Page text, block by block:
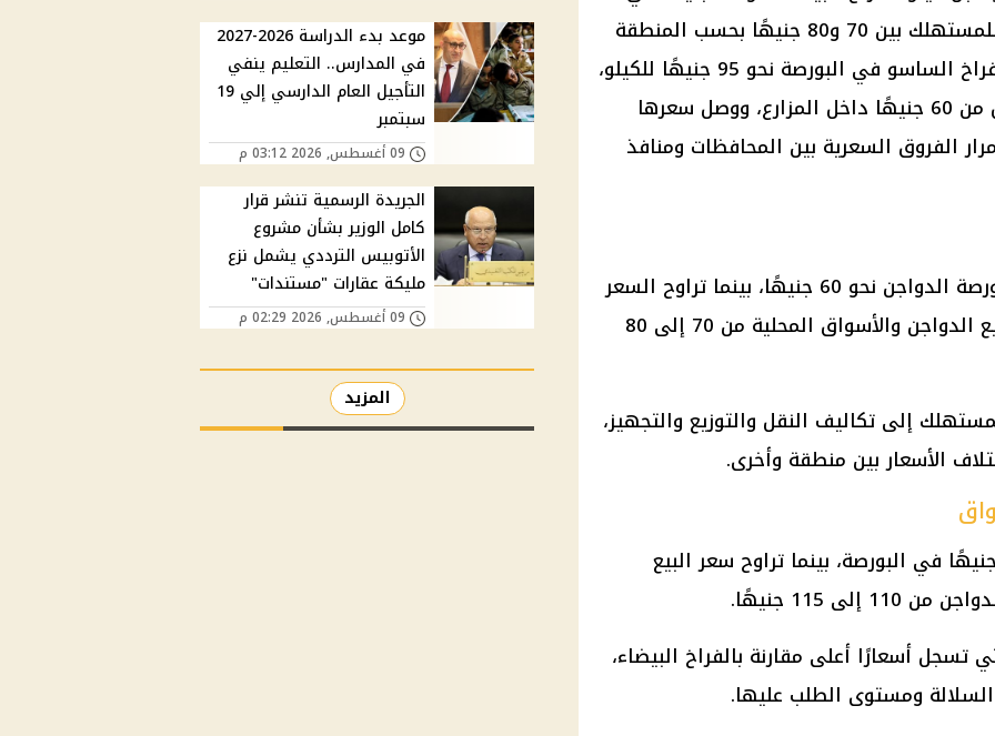
بورصة الدواجن، بينما تراوح سعره للمستهلك بين 70 و80 جنيهًا بحسب المنطقة
وتكاليف النقل والبيع. وبلغ سعر الفراخ الساسو في البورصة نحو 95 جنيهًا للكيلو،
في حين بدأت كرتونة البيض الأبيض من 60 جنيهًا داخل المزارع، ووصل سعرها
مع استمرار الفروق السعرية بين المحافظات ومنافذ
بلغ سعر كيلو الفراخ البيضاء في بورصة الدواجن نحو 60 جنيهًا، بينما تراوح السعر
النهائي للمستهلك داخل محلات بيع الدواجن والأسواق المحلية من 70 إلى 80
إلى تكاليف النقل والتوزيع والتجهيز،
الأسعار بين منطقة وأخرى.
كيلو الفراخ الساسو نحو 95 جنيهًا في البورصة، بينما تراوح سعر البيع
115 جنيهًا.
تسجل أسعارًا أعلى مقارنة بالفراخ البيضاء،
السلالة ومستوى الطلب عليها.
موعد بدء الدراسة 2026-2027
في المدارس.. التعليم ينفي
التأجيل العام الدارسي إلي 19
سبتمبر
09 أغسطس, 2026 03:12 م
الجريدة الرسمية تنشر قرار
كامل الوزير بشأن مشروع
الأتوبيس الترددي يشمل نزع
مليكة عقارات "مستندات"
09 أغسطس, 2026 02:29 م
المزيد